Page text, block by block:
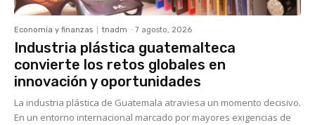
Economía y finanzas tnadm - 7 agosto, 2026
Industria plástica guatemalteca
convierte los retos globales en
innovación y oportunidades
La industria plástica de Guatemala atraviesa un momento decisivo.
En un entorno internacional marcado por mayores exigencias de